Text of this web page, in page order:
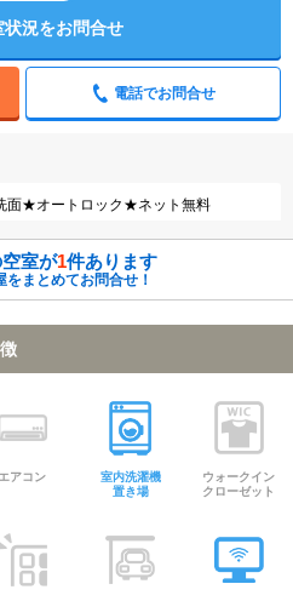
状況をお問合せ
電話でお問合せ
★オートロック★ネット無料
室が1件あります
をまとめてお問合せ！
エアコン
室内洗濯機
置き場
ウォークイン
クローゼット